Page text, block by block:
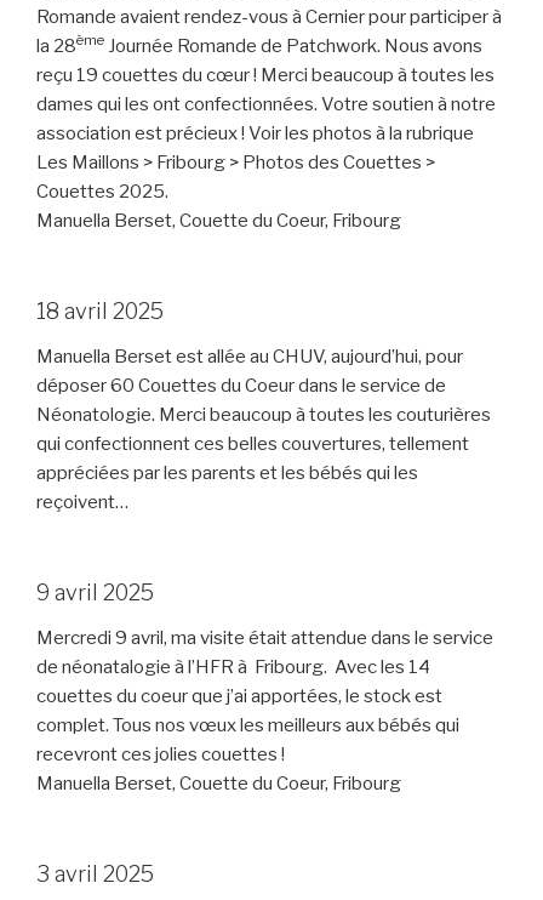
Romande avaient rendez-vous à Cernier pour participer à
la 28ème Journée Romande de Patchwork. Nous avons
reçu 19 couettes du cœur ! Merci beaucoup à toutes les
dames qui les ont confectionnées. Votre soutien à notre
association est précieux ! Voir les photos à la rubrique
Les Maillons > Fribourg > Photos des Couettes >
Couettes 2025.
Manuella Berset, Couette du Coeur, Fribourg
18 avril 2025
Manuella Berset est allée au CHUV, aujourd’hui, pour
déposer 60 Couettes du Coeur dans le service de
Néonatologie. Merci beaucoup à toutes les couturières
qui confectionnent ces belles couvertures, tellement
appréciées par les parents et les bébés qui les
reçoivent…
9 avril 2025
Mercredi 9 avril, ma visite était attendue dans le service
de néonatalogie à l’HFR à Fribourg. Avec les 14
couettes du coeur que j’ai apportées, le stock est
complet. Tous nos vœux les meilleurs aux bébés qui
recevront ces jolies couettes !
Manuella Berset, Couette du Coeur, Fribourg
3 avril 2025